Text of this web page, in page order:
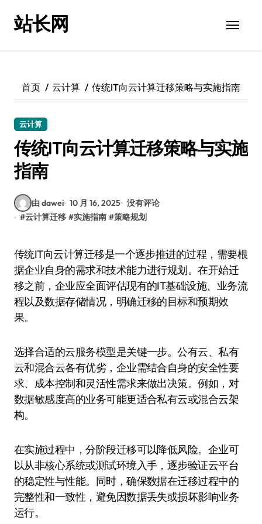
站长网
首页 云计算 传统IT向云计算迁移策略与实施指南
云计算
传统IT向云计算迁移策略与实施
指南
由 dawei 10 月 16, 2025 没有评论
#云计算迁移 #实施指南 #策略规划
传统IT向云计算迁移是一个逐步推进的过程，需要根
据企业自身的需求和技术能力进行规划。在开始迁
移之前，企业应全面评估现有的IT基础设施、业务流
程以及数据存储情况，明确迁移的目标和预期效
果。
选择合适的云服务模型是关键一步。公有云、私有
云和混合云各有优劣，企业需结合自身的安全性要
求、成本控制和灵活性需求来做出决策。例如，对
数据敏感度高的业务可能更适合私有云或混合云架
构。
在实施过程中，分阶段迁移可以降低风险。企业可
以从非核心系统或测试环境入手，逐步验证云平台
的稳定性与性能。同时，确保数据在迁移过程中的
完整性和一致性，避免因数据丢失或损坏影响业务
运行。